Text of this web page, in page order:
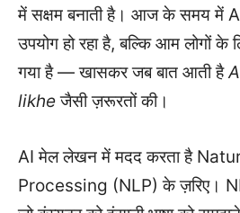
में सक्षम बनाती है। आज के समय में
उपयोग हो रहा है, बल्कि आम लोगों के
गया है — खासकर जब बात आती है
likheजैसी ज़रूरतों की।
AI मेल लेखन में मदद करता है
Processing (NLP) के ज़रिए।